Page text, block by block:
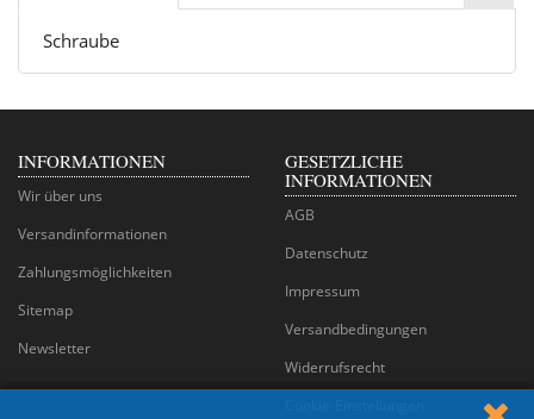
Schraube
INFORMATIONEN
Wir über uns
Versandinformationen
Zahlungsmöglichkeiten
Sitemap
Newsletter
GESETZLICHE
INFORMATIONEN
AGB
Datenschutz
Impressum
Versandbedingungen
Widerrufsrecht